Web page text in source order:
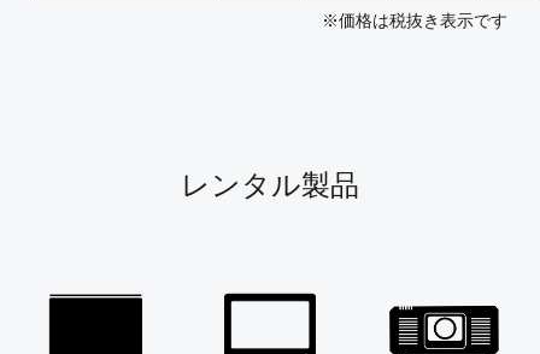
※価格は税抜き表示です
レンタル製品